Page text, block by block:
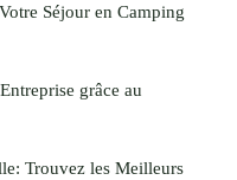
Séjour en Camping
grâce au
Trouvez les Meilleurs